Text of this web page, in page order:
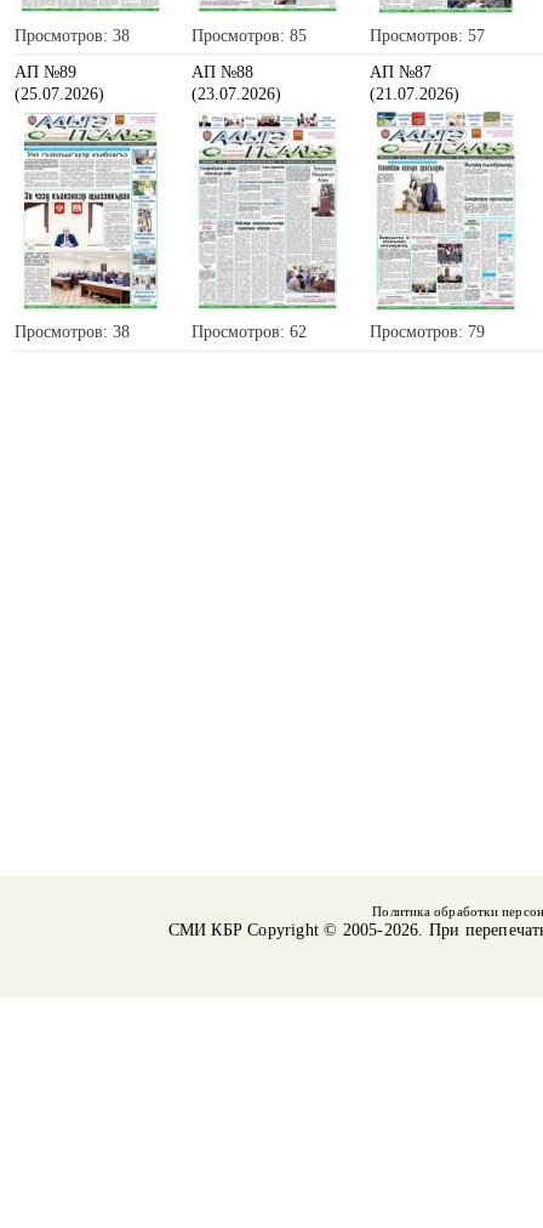
Просмотров: 38 Просмотров: 85
Просмотров: 57
АП №89
(25.07.2026)
Просмотров: 38
АП №88
(23.07.2026)
Просмотров: 62
АП №87
(21.07.2026)
Просмотров: 79
Политика обработки
СМИ КБРCopyright © 2005-2026. При